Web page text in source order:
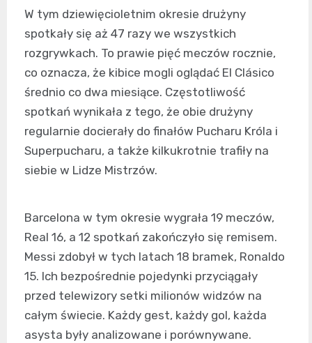
W tym dziewięcioletnim okresie drużyny
spotkały się aż 47 razy we wszystkich
rozgrywkach. To prawie pięć meczów rocznie,
co oznacza, że kibice mogli oglądać El Clásico
średnio co dwa miesiące. Częstotliwość
spotkań wynikała z tego, że obie drużyny
regularnie docierały do finałów Pucharu Króla i
Superpucharu, a także kilkukrotnie trafiły na
siebie w Lidze Mistrzów.
Barcelona w tym okresie wygrała 19 meczów,
Real 16, a 12 spotkań zakończyło się remisem.
Messi zdobył w tych latach 18 bramek, Ronaldo
15. Ich bezpośrednie pojedynki przyciągały
przed telewizory setki milionów widzów na
całym świecie. Każdy gest, każdy gol, każda
asysta były analizowane i porównywane.